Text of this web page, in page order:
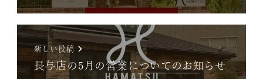
新しい投稿
長与店の5月の営業についてのお知らせ